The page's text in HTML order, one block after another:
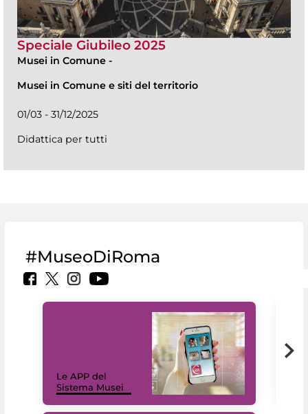
Speciale Giubileo 2025
Musei in Comune -
Musei in Comune e siti del territorio
01/03 - 31/12/2025
Didattica per tutti
#MuseoDiRoma
Le APP del
Sistema Musei